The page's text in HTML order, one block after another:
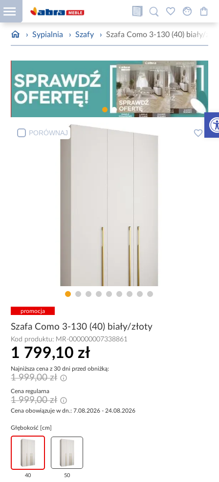
› Sypialnia › Szafy › Szafa Como 3-130 (40) biały/
PORÓWNAJ
promocja
Szafa Como 3-130 (40) biały/złoty
Kod produktu: MR-000000007338861
1 799,10 zł
Najniższa cena z 30 dni przed obniżką:
1 999,00 zł
Cena regularna
1 999,00 zł
Cena obowiązuje w dn.: 7.08.2026 - 24.08.2026
Głębokość [cm]
40 50